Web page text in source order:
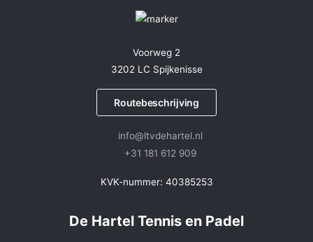
Voorweg 2
3202 LC Spijkenisse
Routebeschrijving
info@ltvdehartel.nl
+31 181 612 909
KVK-nummer: 40385253
De Hartel Tennis en Padel